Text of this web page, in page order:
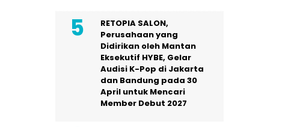
RETOPIA SALON,
Perusahaan yang
Didirikan oleh Mantan
Eksekutif HYBE, Gelar
Audisi K-Pop di Jakarta
dan Bandung pada 30
April untuk Mencari
Member Debut 2027